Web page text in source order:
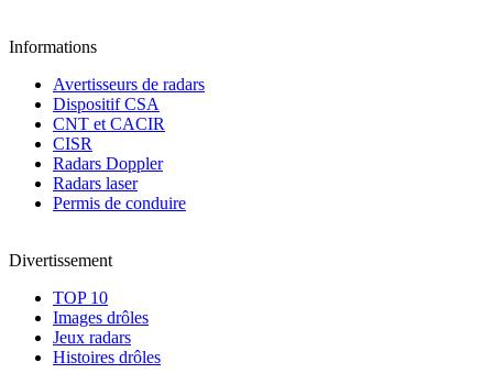
Informations
Avertisseurs de radars
Dispositif CSA
CNT et CACIR
CISR
Radars Doppler
Radars laser
Permis de conduire
Divertissement
TOP 10
Images drôles
Jeux radars
Histoires drôles